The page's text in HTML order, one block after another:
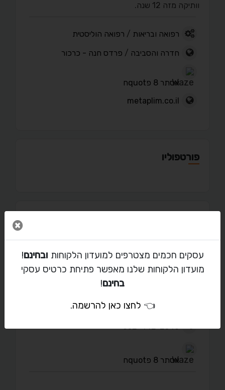
וותיקה מזה 12 שנה.
רפואה ובריאות / רפואה הוליסטית
חדרה והסביבה / פרדס חנה - כרכור
אסתר 8 פquotח
metaplim.co.il
פורטפוליו
יצירת קשר עם קרן ברס
keren.breath@gmail.com
052-442-2540
אסתר 8 פquotח
עסקים חכמים מצטרפים למועדון הלקוחות ובחינם!
מועדון הלקוחות שלנו מאפשר פתיחת כרטיס עסקי
בחינם!
👈 לחצו כאן להרשמה.